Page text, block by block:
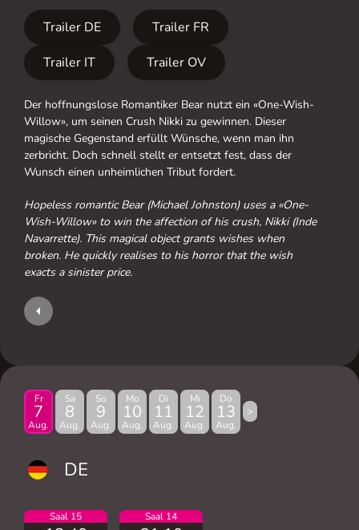
Trailer DE
Trailer FR
Trailer IT
Trailer OV
Der hoffnungslose Romantiker Bear nutzt ein «One-Wish-
Willow», um seinen Crush Nikki zu gewinnen. Dieser
magische Gegenstand erfüllt Wünsche, wenn man ihn
zerbricht. Doch schnell stellt er entsetzt fest, dass der
Wunsch einen unheimlichen Tribut fordert.
Hopeless romantic Bear (Michael Johnston) uses a «One-
Wish-Willow» to win the affection of his crush, Nikki (Inde
Navarrette). This magical object grants wishes when
broken. He quickly realises to his horror that the wish
exacts a sinister price.
Fr
7
Aug.
Sa
8
Aug.
So
9
Aug.
Mo
10
Aug.
Di
11
Aug.
Mi
12
Aug.
Do
13
Aug.
>
DE
Saal 15 Saal 14